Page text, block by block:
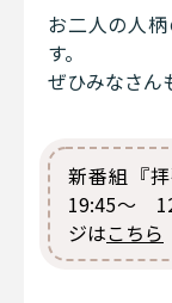
お二人の人
す。
ぜひみなさん
新番組『
19:45〜
ジはこちら